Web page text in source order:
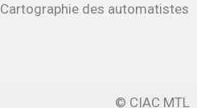
Cartographie des automatistes
© CIAC MTL